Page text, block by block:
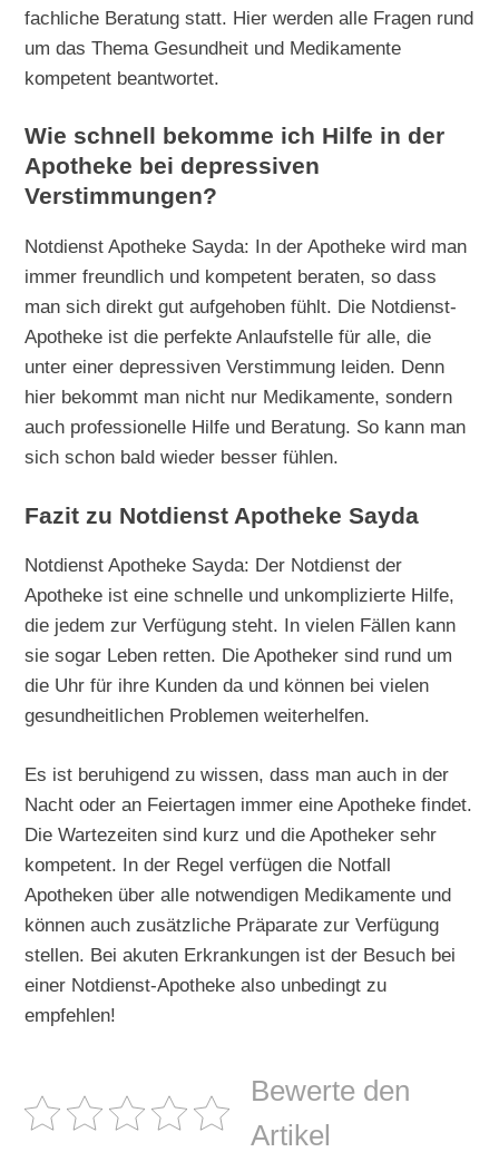
fachliche Beratung statt. Hier werden alle Fragen rund
um das Thema Gesundheit und Medikamente
kompetent beantwortet.
Wie schnell bekomme ich Hilfe in der
Apotheke bei depressiven
Verstimmungen?
Notdienst Apotheke Sayda: In der Apotheke wird man
immer freundlich und kompetent beraten, so dass
man sich direkt gut aufgehoben fühlt. Die Notdienst-
Apotheke ist die perfekte Anlaufstelle für alle, die
unter einer depressiven Verstimmung leiden. Denn
hier bekommt man nicht nur Medikamente, sondern
auch professionelle Hilfe und Beratung. So kann man
sich schon bald wieder besser fühlen.
Fazit zu Notdienst Apotheke Sayda
Notdienst Apotheke Sayda: Der Notdienst der
Apotheke ist eine schnelle und unkomplizierte Hilfe,
die jedem zur Verfügung steht. In vielen Fällen kann
sie sogar Leben retten. Die Apotheker sind rund um
die Uhr für ihre Kunden da und können bei vielen
gesundheitlichen Problemen weiterhelfen.
Es ist beruhigend zu wissen, dass man auch in der
Nacht oder an Feiertagen immer eine Apotheke findet.
Die Wartezeiten sind kurz und die Apotheker sehr
kompetent. In der Regel verfügen die Notfall
Apotheken über alle notwendigen Medikamente und
können auch zusätzliche Präparate zur Verfügung
stellen. Bei akuten Erkrankungen ist der Besuch bei
einer Notdienst-Apotheke also unbedingt zu
empfehlen!
Bewerte den
Artikel